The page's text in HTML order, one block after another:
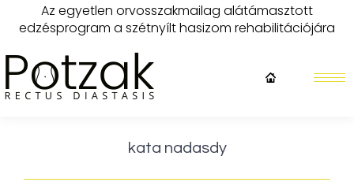
Az egyetlen orvosszakmailag alátámasztott
edzésprogram a szétnyílt hasizom rehabilitációjára
kata nadasdy